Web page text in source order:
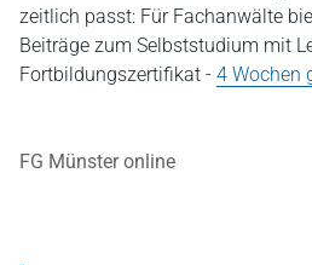
zeitlich passt: Für Fachanwälte
Beiträge zum Selbststudium mit
Fortbildungszertifikat - 4 Wochen
FG Münster online